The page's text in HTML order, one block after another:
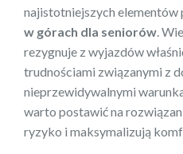
najistotniejszych elementów
w górach dla seniorów .
rezygnuje z wyjazdów
trudnościami związanymi z
nieprzewidywalnymi
warto postawić na
ryzyko i maksymalizują